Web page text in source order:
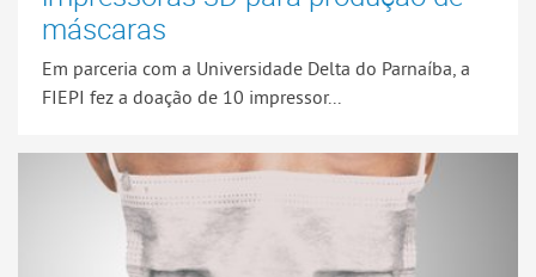
máscaras
Em parceria com a Universidade Delta do Parnaíba, a
FIEPI fez a doação de 10 impressor...